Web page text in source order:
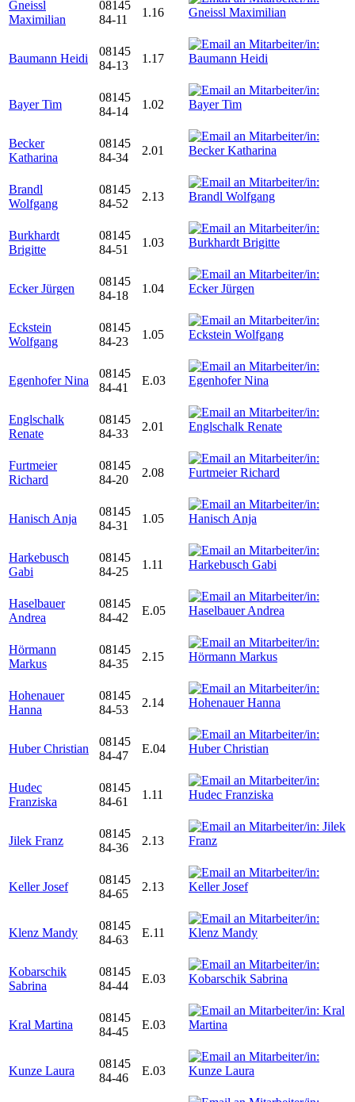
Gneissl
Maximilian
08145
84-11
1.16
Baumann Heidi
08145
84-13
1.17
Bayer Tim
08145
84-14
1.02
Becker
Katharina
08145
84-34
2.01
Brandl
Wolfgang
08145
84-52
2.13
Burkhardt
Brigitte
08145
84-51
1.03
Ecker Jürgen
08145
84-18
1.04
Eckstein
Wolfgang
08145
84-23
1.05
Egenhofer Nina
08145
84-41
E.03
Englschalk
Renate
08145
84-33
2.01
Furtmeier
Richard
08145
84-20
2.08
Hanisch Anja
08145
84-31
1.05
Harkebusch
Gabi
08145
84-25
1.11
Haselbauer
Andrea
08145
84-42
E.05
Hörmann
Markus
08145
84-35
2.15
Hohenauer
Hanna
08145
84-53
2.14
Huber Christian
08145
84-47
E.04
Hudec
Franziska
08145
84-61
1.11
Jilek Franz
08145
84-36
2.13
Keller Josef
08145
84-65
2.13
Klenz Mandy
08145
84-63
E.11
Kobarschik
Sabrina
08145
84-44
E.03
Kral Martina
08145
84-45
E.03
Kunze Laura
08145
84-46
E.03